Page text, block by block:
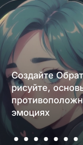
Создайте
рисуйте,
эмоциях